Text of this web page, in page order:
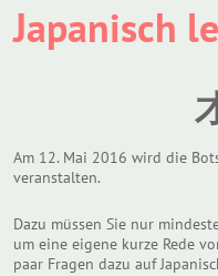
Japanisch
Am 12. Mai 2016 wird die
veranstalten.
Dazu müssen Sie nur
um eine eigene kurze Rede
paar Fragen dazu auf